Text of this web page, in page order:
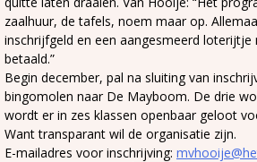
zaalhuur, de tafels, noem maar op.
inschrijfgeld en een aangesmeerd loterijtje
betaald.”
Begin december, pal na sluiting van
bingomolen naar De Mayboom. De drie
wordt er in zes klassen openbaar geloot
Want transparant wil de organisatie zijn.
E-mailadres voor inschrijving: